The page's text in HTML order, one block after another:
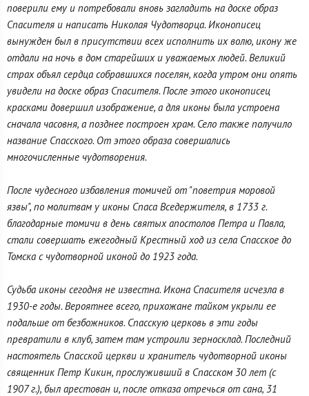
поверили ему и потребовали вновь загладить на доске образ
Спасителя и написать Николая Чудотворца. Иконописец
вынужден был в присутствии всех исполнить их волю, икону же
отдали на ночь в дом старейших и уважаемых людей. Великий
страх объял сердца собравшихся поселян, когда утром они опять
увидели на доске образ Спасителя. После этого иконописец
красками довершил изображение, а для иконы была устроена
сначала часовня, а позднее построен храм. Село также получило
название Спасского. От этого образа совершались
многочисленные чудотворения.
После чудесного избавления томичей от "поветрия моровой
язвы", по молитвам у иконы Спаса Вседержителя, в 1733 г.
благодарные томичи в день святых апостолов Петра и Павла,
стали совершать ежегодный Крестный ход из села Спасское до
Томска с чудотворной иконой до 1923 года.
Судьба иконы сегодня не известна. Икона Спасителя исчезла в
1930-е годы. Вероятнее всего, прихожане тайком укрыли ее
подальше от безбожников. Спасскую церковь в эти годы
превратили в клуб, затем там устроили зерносклад. Последний
настоятель Спасской церкви и хранитель чудотворной иконы
священник Петр Кикин, прослуживший в Спасском 30 лет (с
1907 г.), был арестован и, после отказа отречься от сана, 31